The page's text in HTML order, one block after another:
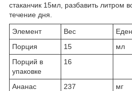
стаканчик 15мл, разбавить литром
течение дня.
Элемент Вес
Порция
15
мл
Порций в
упаковке
16
Ананас 237
мг